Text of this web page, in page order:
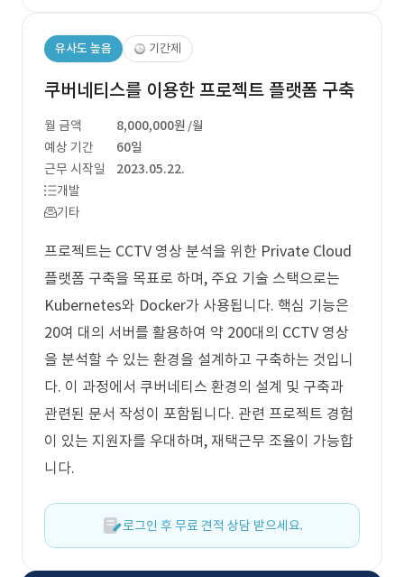
유사도 높음 기간제
쿠버네티스를 이용한 프로젝트 플랫폼 구축
월 금액 8,000,000원 /월
예상 기간
60일
근무 시작일
2023.05.22.
개발
기타
프로젝트는 CCTV 영상 분석을 위한 Private Cloud
플랫폼 구축을 목표로 하며, 주요 기술 스택으로는
Kubernetes와 Docker가 사용됩니다. 핵심 기능은
20여 대의 서버를 활용하여 약 200대의 CCTV 영상
을 분석할 수 있는 환경을 설계하고 구축하는 것입니
다. 이 과정에서 쿠버네티스 환경의 설계 및 구축과
관련된 문서 작성이 포함됩니다. 관련 프로젝트 경험
이 있는 지원자를 우대하며, 재택근무 조율이 가능합
니다.
로그인 후 무료 견적 상담 받으세요.